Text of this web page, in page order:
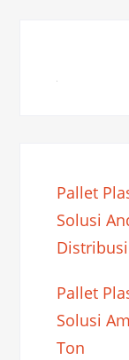
Pallet
Solusi
Pallet
Solusi
Ton